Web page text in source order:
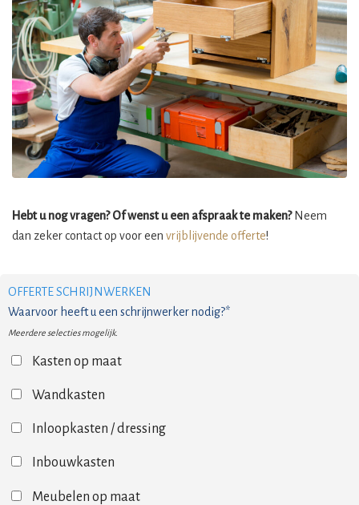
Hebt u nog vragen? Of wenst u een afspraak te maken?Neem
dan zeker contact op voor een vrijblijvende offerte!
OFFERTE SCHRIJNWERKEN
Waarvoor heeft u een schrijnwerker nodig?*
Meerdere selecties mogelijk.
Kasten op maat
Wandkasten
Inloopkasten / dressing
Inbouwkasten
Meubelen op maat